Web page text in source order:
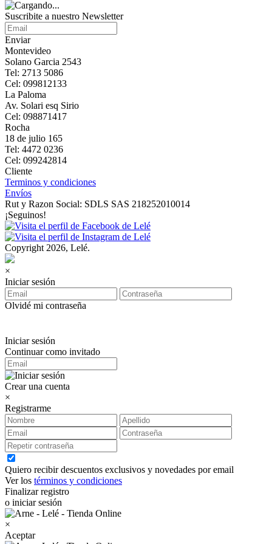
Suscribite a nuestro Newsletter
Enviar
Montevideo
Solano Garcia 2543
Tel: 2713 5086
Cel: 099812133
La Paloma
Av. Solari esq Sirio
Cel: 098871417
Rocha
18 de julio 165
Tel: 4472 0236
Cel: 099242814
Cliente
Terminos y condiciones
Envíos
Rut y Razon Social: SDLS SAS 218252010014
¡Seguinos!
Copyright 2026, Lelé.
×
Iniciar sesión
Olvidé mi contraseña
Iniciar sesión
Continuar como invitado
Crear una cuenta
×
Registrarme
Quiero recibir descuentos exclusivos y novedades por email
Ver los términos y condiciones
Finalizar registro
o iniciar sesión
×
Aceptar